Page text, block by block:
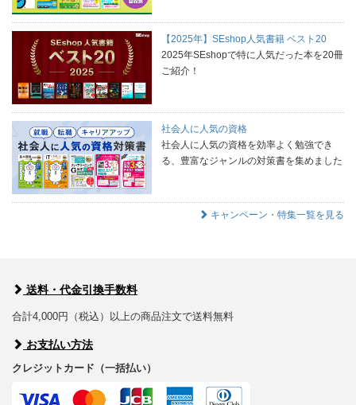
【2025年】SEshop人気書籍 ベスト20
2025年SEshopで特に人気だった本を20冊
ご紹介！
社会人に人気の資格
社会人に人気の資格を効率よく勉強でき
る、豊富なジャンルの対策書を集めました
キャンペーン・特集一覧を見る
送料・代金引換手数料
合計4,000円（税込）以上の商品注文で送料無料
お支払い方法
クレジットカード（一括払い）